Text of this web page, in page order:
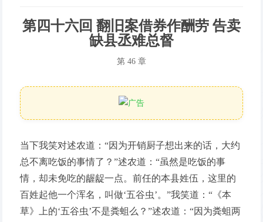
第四十六回 翻旧案借券作酬劳 告卖
缺县丞难总督
第 46 章
当下我笑对述农道：“因为开销厨子想出来的话，大约
总不离吃饭的事情了？”述农道：“虽然是吃饭的事
情，却未免吃的龌龊一点。前任的本县姓伍，这里的
百姓起他一个浑名，叫做‘五谷虫’。”我笑道：“《本
草》上的‘五谷虫’不是粪蛆么？”述农道：“因为粪蛆两